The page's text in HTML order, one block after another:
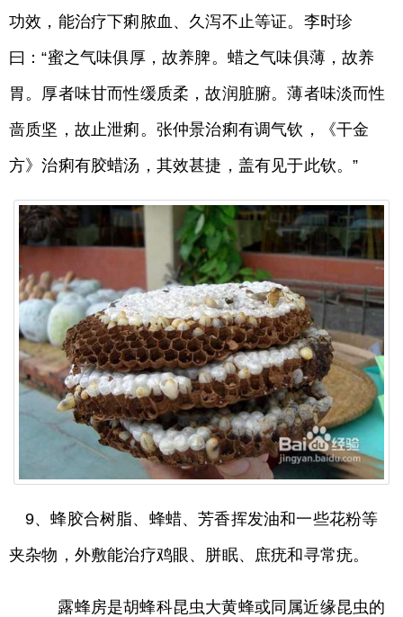
功效，能治疗下痢脓血、久泻不止等证。李时珍
曰：“蜜之气味俱厚，故养脾。蜡之气味俱薄，故养
胃。厚者味甘而性缓质柔，故润脏腑。薄者味淡而性
啬质坚，故止泄痢。张仲景治痢有调气钦，《干金
方》治痢有胶蜡汤，其效甚捷，盖有见于此钦。”
9、蜂胶合树脂、蜂蜡、芳香挥发油和一些花粉等
夹杂物，外敷能治疗鸡眼、胼眠、庶疣和寻常疣。
露蜂房是胡蜂科昆虫大黄蜂或同属近缘昆虫的